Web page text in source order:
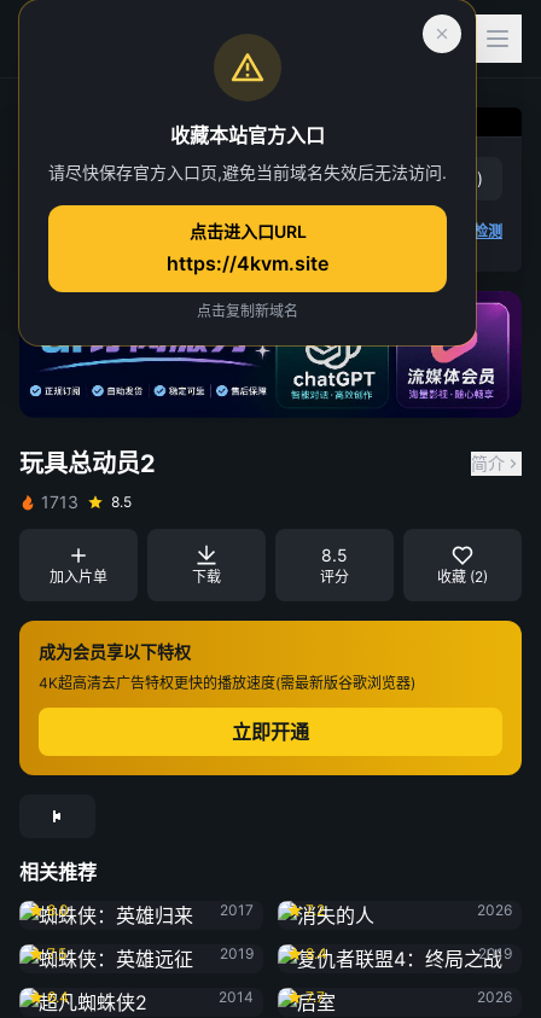
玩具总动员2 赞(1) 踩 )
4K 视频无法播放 播放检测
玩具总动员2
简介
1713
8.5
加入片单 下载
8.5
评分 收藏 (2)
成为会员享以下特权
4K超高清去广告特权更快的播放速度(需最新版谷歌浏览器)
立即开通
相关推荐
蜘蛛侠：英雄归来
8.0
2017
7.2
2026
蜘蛛侠：英雄远征
7.5
2019
复仇者联盟4：终局之战
8.4
2019
超凡蜘蛛侠2
6.4
2014
后室
7.7
2026
收藏本站官方入口
请尽快保存官方入口页,避免当前域名失效后无法访问.
点击进入口URL
https://4kvm.site
点击复制新域名